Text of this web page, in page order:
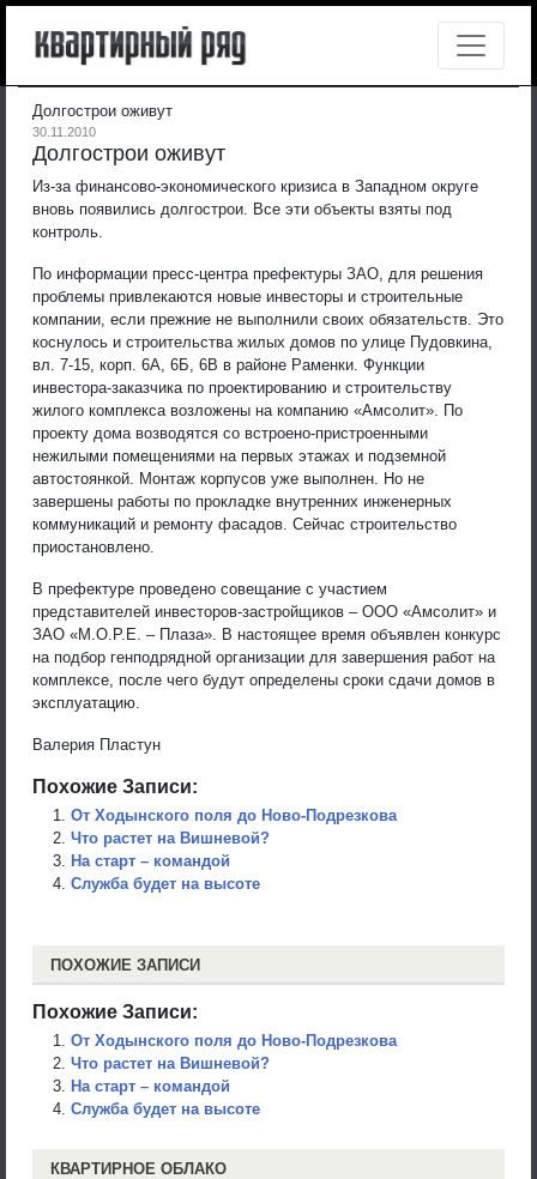
Долгострои оживут
30.11.2010
Долгострои оживут
Из-за финансово-экономического кризиса в Западном округе
вновь появились долгострои. Все эти объекты взяты под
контроль.
По информации пресс-центра префектуры ЗАО, для решения
проблемы привлекаются новые инвесторы и строительные
компании, если прежние не выполнили своих обязательств. Это
коснулось и строительства жилых домов по улице Пудовкина,
вл. 7-15, корп. 6А, 6Б, 6В в районе Раменки. Функции
инвестора-заказчика по проектированию и строительству
жилого комплекса возложены на компанию «Амсолит». По
проекту дома возводятся со встроено-пристроенными
нежилыми помещениями на первых этажах и подземной
автостоянкой. Монтаж корпусов уже выполнен. Но не
завершены работы по прокладке внутренних инженерных
коммуникаций и ремонту фасадов. Сейчас строительство
приостановлено.
В префектуре проведено совещание с участием
представителей инвесторов-застройщиков – ООО «Амсолит» и
ЗАО «М.О.Р.Е. – Плаза». В настоящее время объявлен конкурс
на подбор генподрядной организации для завершения работ на
комплексе, после чего будут определены сроки сдачи домов в
эксплуатацию.
Валерия Пластун
Похожие Записи:
От Ходынского поля до Ново-Подрезкова
Что растет на Вишневой?
На старт – командой
Служба будет на высоте
ПОХОЖИЕ ЗАПИСИ
Похожие Записи:
От Ходынского поля до Ново-Подрезкова
Что растет на Вишневой?
На старт – командой
Служба будет на высоте
КВАРТИРНОЕ ОБЛАКО